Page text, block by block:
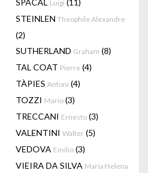
SPACAL Luigi (11)
STEINLEN Theophile Alexandre
(2)
SUTHERLAND Graham (8)
TAL COAT Pierre (4)
TÀPIES Antoni (4)
TOZZI Mario (3)
TRECCANI Ernesto (3)
VALENTINI Walter (5)
VEDOVA Emilio (3)
VIEIRA DA SILVA Maria Helena